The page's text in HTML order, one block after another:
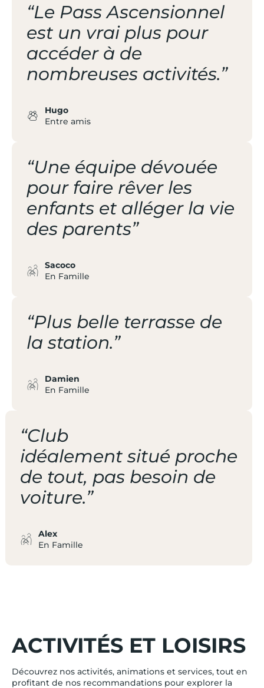
“Le Pass Ascensionnel
est un vrai plus pour
accéder à de
nombreuses activités.”
Hugo
Entre amis
“Une équipe dévouée
pour faire rêver les
enfants et alléger la vie
des parents”
Sacoco
En Famille
“Plus belle terrasse de
la station.”
Damien
En Famille
“Club
idéalement situé proche
de tout, pas besoin de
voiture.”
Alex
En Famille
ACTIVITÉS ET LOISIRS
Découvrez nos activités, animations et services, tout en
profitant de nos recommandations pour explorer la